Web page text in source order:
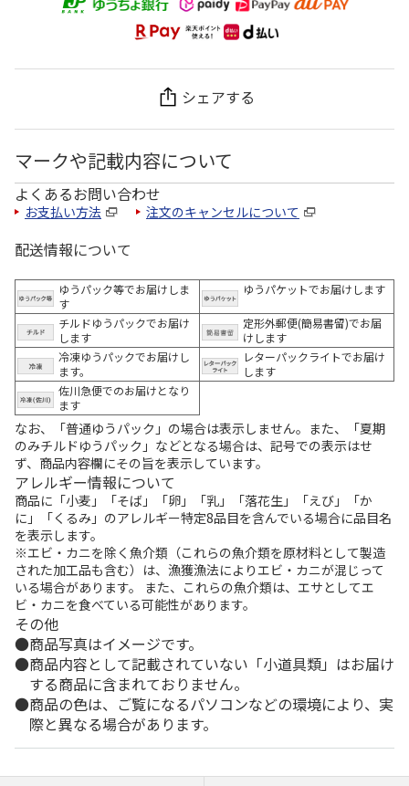
シェアする
マークや記載内容について
よくあるお問い合わせ
お支払い方法 注文のキャンセルについて
配送情報について
ゆうパック等でお届けしま
す
ゆうパケットでお届けします
チルドゆうパックでお届け
します
定形外郵便(簡易書留)でお届
けします
冷凍ゆうパックでお届けし
ます。
レターパックライトでお届け
します
佐川急便でのお届けとなり
ます
なお、「普通ゆうパック」の場合は表示しません。また、「夏期
のみチルドゆうパック」などとなる場合は、記号での表示はせ
ず、商品内容欄にその旨を表示しています。
アレルギー情報について
商品に「小麦」「そば」「卵」「乳」「落花生」「えび」「か
に」「くるみ」のアレルギー特定8品目を含んでいる場合に品目名
を表示します。
※エビ・カニを除く魚介類（これらの魚介類を原材料として製造
された加工品も含む）は、漁獲漁法によりエビ・カニが混じって
いる場合があります。 また、これらの魚介類は、エサとしてエ
ビ・カニを食べている可能性があります。
その他
商品写真はイメージです。
商品内容として記載されていない「小道具類」はお届け
する商品に含まれておりません。
商品の色は、ご覧になるパソコンなどの環境により、実
際と異なる場合があります。